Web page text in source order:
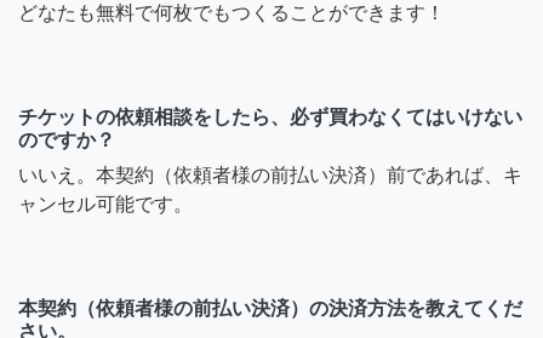
どなたも無料で何枚でもつくることができます！
チケットの依頼相談をしたら、必ず買わなくてはいけない
のですか？
いいえ。本契約（依頼者様の前払い決済）前であれば、キ
ャンセル可能です。
本契約（依頼者様の前払い決済）の決済方法を教えてくだ
さい。